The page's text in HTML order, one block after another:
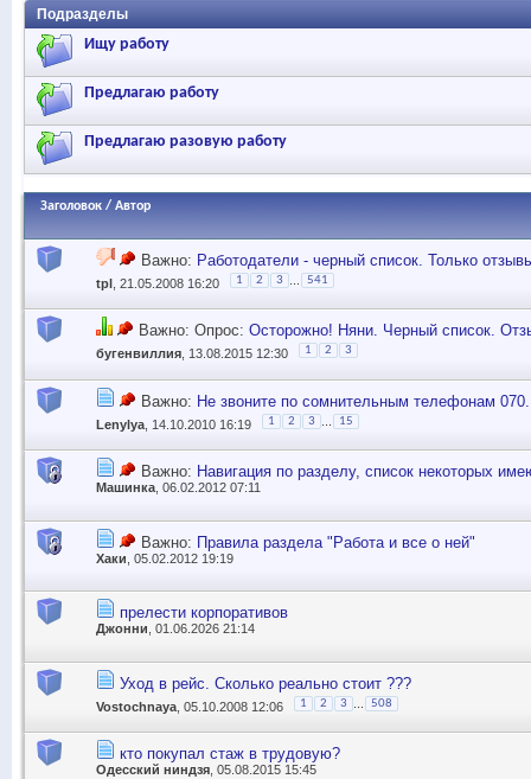
Подразделы
Ищу работу
Предлагаю работу
Предлагаю разовую работу
Заголовок / Автор
Важно: Работодатели - черный список. Только
tpl , 21.05.2008 16:20 1 2 3 541
Важно: Опрос: Осторожно! Няни. Черный список.
бугенвиллия , 13.08.2015 12:30 1 2 3
Важно: Не звоните по сомнительным телефонам
Lenylya , 14.10.2010 16:19 1 2 3 15
Важно: Навигация по разделу, список некоторых
Машинка, 06.02.2012 07:11
Важно: Правила раздела "Работа и все о ней"
Хаки , 05.02.2012 19:19
прелести корпоративов
Джонни , 01.06.2026 21:14
Уход в рейс. Сколько реально стоит ???
Vostochnaya , 05.10.2008 12:06 1 2 3 508
кто покупал стаж в трудовую?
Одесский ниндзя , 05.08.2015 15:45